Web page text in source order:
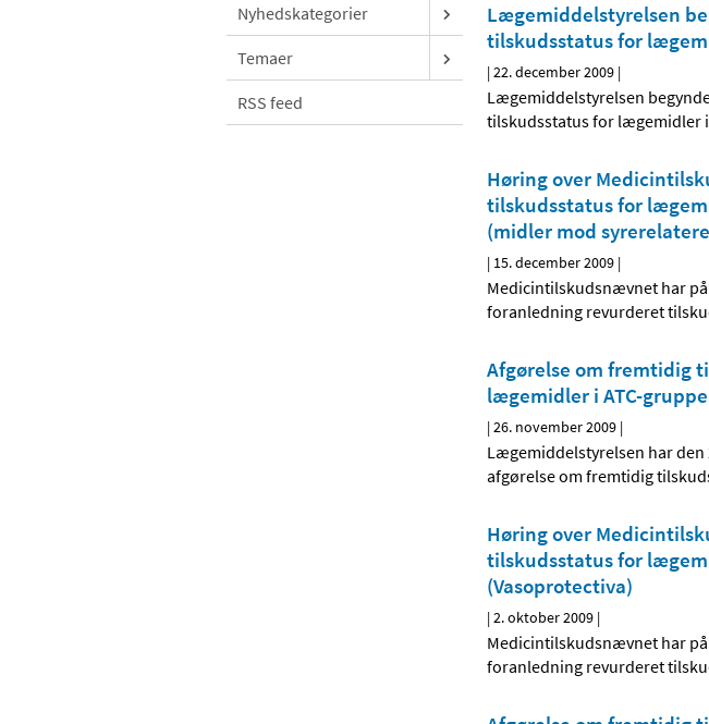
Nyhedskategorier
Temaer
RSS feed
Lægemiddelstyrelsen
tilskudsstatus for
|22. december 2009 |
Lægemiddelstyrelsen
tilskudsstatus for lægemidler i
Høring over
tilskudsstatus for
(midler mod
| 15. december 2009 |
Medicintilskudsnævnet har
foranledning revurderet
Afgørelse om fremtidig
lægemidler i ATC-gruppe
|26. november 2009 |
Lægemiddelstyrelsen har den
afgørelse om fremtidig
Høring over
tilskudsstatus for
(Vasoprotectiva)
|2. oktober 2009 |
Medicintilskudsnævnet har
foranledning revurderet